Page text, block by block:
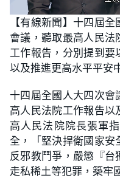
n
m
t
e
L
o
a
d
e
d
:
1
6
.
%
【有線新聞】十四屆
會議，聽取最高人民法
工作報告，分別提到要
以及推進更高水平平安
十四屆全國人大四次
高人民法院工作報告
高人民法院院長張軍
全，「堅決捍衛國家安
反邪教鬥爭，嚴懲『
走私稀土等犯罪，築牢